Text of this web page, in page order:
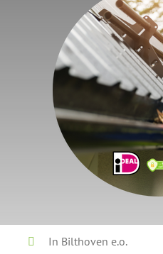
In Bilthoven e.o.